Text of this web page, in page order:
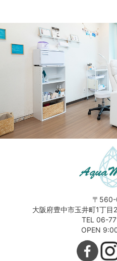
〒
大阪府豊中市玉井町1丁
TEL 06-
OPEN